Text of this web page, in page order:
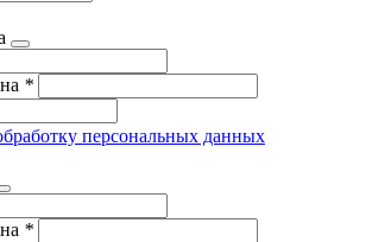
*
персональных данных
*